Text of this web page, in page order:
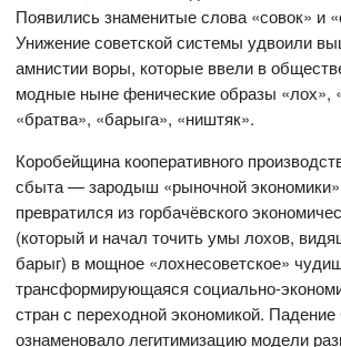
Появились знаменитые слова «совок» и
Унижение советской системы удвоили
амнистии воры, которые ввели в
модные ныне фенические образы «лох»,
«братва», «барыга», «ништяк».
Коробейщина кооперативного
сбыта — зародыш «рыночной
превратился из горбачёвского
(который и начал точить умы лохов,
барыг) в мощное «лохнесоветское»
трансформирующаяся социально-
стран с переходной экономикой.
ознаменовало легитимизацию модели